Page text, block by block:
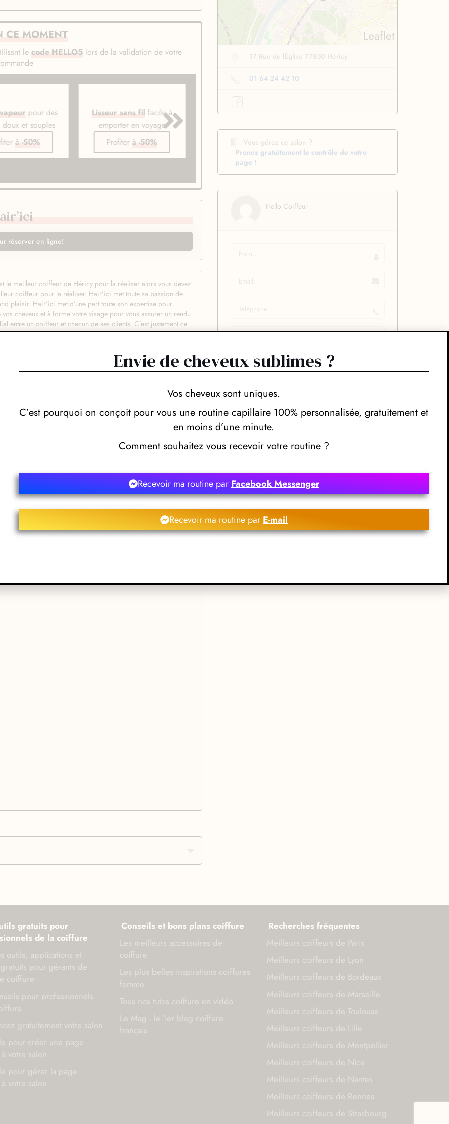
CE MOMENT
le code HELLO5lors de la validation de votre
pour des
doux et souples
à -50%
Lisseur sans fil facile à
emporter en voyage
Profiterà -50%
Brosse lissantepour des
Profiterà -50%
Boucleur automatique
réserver en ligne!
le meilleur coiffeur de Héricy pour la réaliser alors vous devez
coiffeur pour la réaliser. Hair’ici met toute sa passion de
plaisir. Hair’ici met d’une part toute son expertise pour
cheveux et à forme votre visage pour vous assurer un rendu
entre un coiffeur et chacun de ses clients. C’est justement ce
serez ainsi parfaitement détendu pour expliquer vos
vous pour une coupe, une couleur ou des prestations plus
pour votre plus grand plaisir. En plus de leur talents,
marques de produits capillaire pour réaliser chaque demande
et sa coiffure ou sa couleur le plus longtemps possible.
Leaflet
17 Rue de lÉglise 77850 Héricy
01 64 24 42 10
Vous gérez ce salon ?
Prenez gratuitement le contrôle de votre
page !
Hello Coiffeur
gratuits pour
de la coiffure
outils, applications et
pour gérants de
coiffure
pour professionnels
gratuitement votre salon
pour créer une page
votre salon
pour gérer la page
votre salon
Conseils et bons plans coiffure
Les meilleurs accessoires de
coiffure
Les plus belles inspirations coiffures
femme
Tous nos tutos coiffure en vidéo
Le Mag - le 1er blog coiffure
français
Recherches fréquentes
Meilleurs coiffeurs de Paris
Meilleurs coiffeurs de Lyon
Meilleurs coiffeurs de Bordeaux
Meilleurs coiffeurs de Marseille
Meilleurs coiffeurs de Toulouse
Meilleurs coiffeurs de Lille
Meilleurs coiffeurs de Montpellier
Meilleurs coiffeurs de Nice
Meilleurs coiffeurs de Nantes
Meilleurs coiffeurs de Rennes
Meilleurs coiffeurs de Strasbourg
Envie de cheveux sublimes ?
Vos cheveux sont uniques.
C’est pourquoi on conçoit pour vous une routine capillaire 100% personnalisée, gratuitement et
en moins d’une minute.
Comment souhaitez vous recevoir votre routine ?
Recevoir ma routine parFacebook Messenger
Recevoir ma routine par E-mail